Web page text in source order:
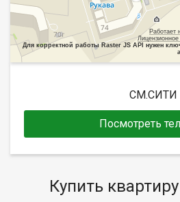
Работает
Для корректной работы Raster JS API нужен
СМ.СИТИ
Посмотреть
Купить